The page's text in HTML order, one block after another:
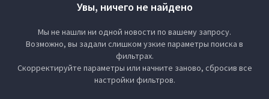
Увы, ничего не найдено
Мы не нашли ни одной новости по вашему запросу.
Возможно, вы задали слишком узкие параметры поиска в
фильтрах.
Скорректируйте параметры или начните заново, сбросив все
настройки фильтров.